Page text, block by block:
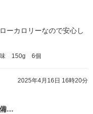
ーカロリーなので安心し
味 150g 6個
2025年4月16日 16時20分
備…